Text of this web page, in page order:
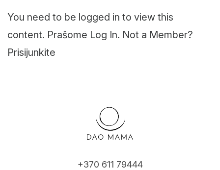
You need to be logged in to view this
content. Prašome Log In. Not a Member?
Prisijunkite
+370 611 79444